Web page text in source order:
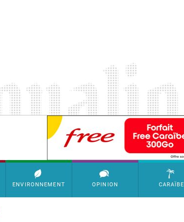
SimpleAds Block Bannière
ENVIRONNEMENT OPINION CARAÏBE